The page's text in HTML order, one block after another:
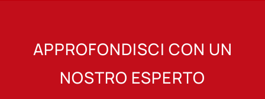
APPROFONDISCI CON UN
NOSTRO ESPERTO